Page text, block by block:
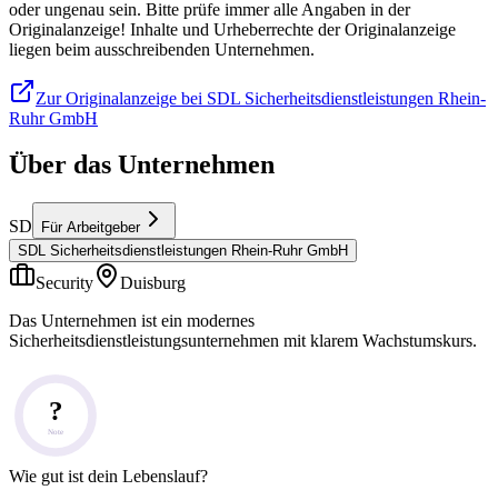
oder ungenau sein. Bitte prüfe immer alle Angaben in der
Originalanzeige! Inhalte und Urheberrechte der Originalanzeige
liegen beim ausschreibenden Unternehmen.
Zur Originalanzeige bei SDL Sicherheitsdienstleistungen Rhein-
Ruhr GmbH
Über das Unternehmen
SD
Für Arbeitgeber
SDL Sicherheitsdienstleistungen Rhein-Ruhr GmbH
Security
Duisburg
Das Unternehmen ist ein modernes
Sicherheitsdienstleistungsunternehmen mit klarem Wachstumskurs.
?
Note
Wie gut ist dein Lebenslauf?